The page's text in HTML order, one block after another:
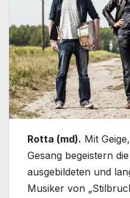
Rotta (md). Mit
Gesang begeistern
ausgebildeten und
Musiker von